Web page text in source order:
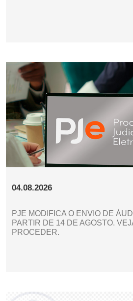
04.08.2026
PJE MODIFICA O ENVIO DE
PARTIR DE 14 DE AGOSTO.
PROCEDER.